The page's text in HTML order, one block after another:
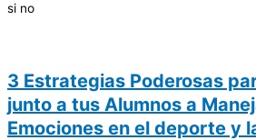
si no
3 Estrategias Poderosas
junto a tus Alumnos a
Emociones en el deporte y